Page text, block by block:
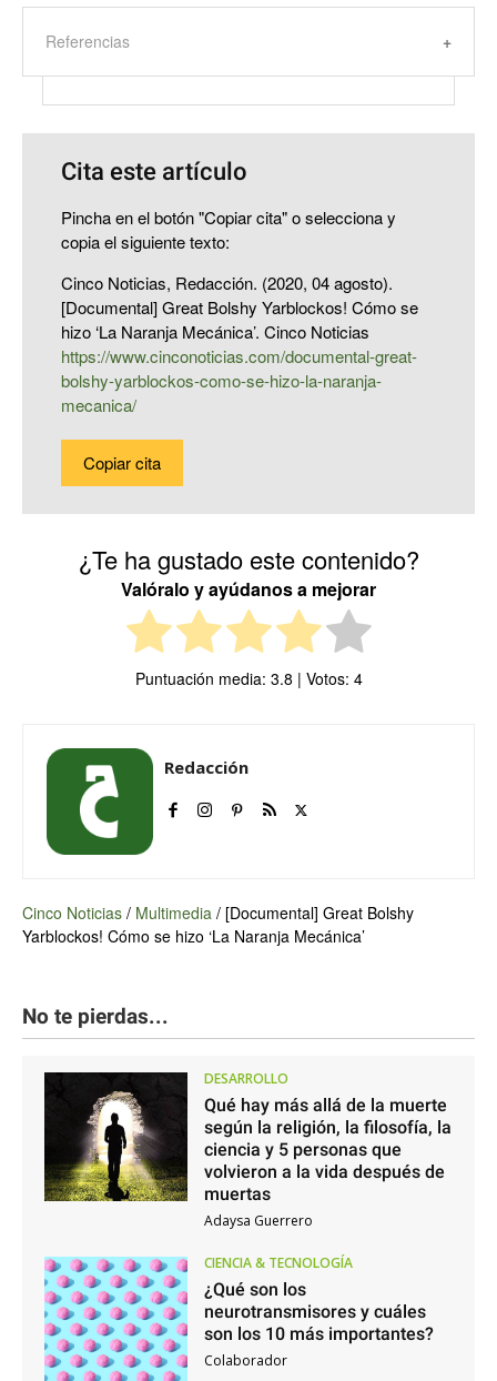
Referencias
Cita este artículo
Pincha en el botón "Copiar cita" o selecciona y
copia el siguiente texto:
Cinco Noticias, Redacción. (2020, 04 agosto).
[Documental] Great Bolshy Yarblockos! Cómo se
hizo ‘La Naranja Mecánica’. Cinco Noticias
https://www.cinconoticias.com/documental-great-
bolshy-yarblockos-como-se-hizo-la-naranja-
mecanica/
Copiar cita
¿Te ha gustado este contenido?
Valóralo y ayúdanos a mejorar
Puntuación media: 3.8 | Votos: 4
Redacción
Cinco Noticias / Multimedia / [Documental] Great Bolshy
Yarblockos! Cómo se hizo ‘La Naranja Mecánica’
No te pierdas...
DESARROLLO
Qué hay más allá de la muerte
según la religión, la filosofía, la
ciencia y 5 personas que
volvieron a la vida después de
muertas
Adaysa Guerrero
CIENCIA & TECNOLOGÍA
¿Qué son los
neurotransmisores y cuáles
son los 10 más importantes?
Colaborador